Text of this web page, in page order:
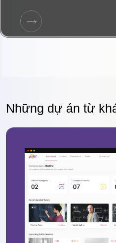
Những dự án từ